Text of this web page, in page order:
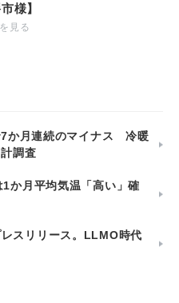
様】
見る
か月連続のマイナス 冷暖
調査
か月平均気温「高い」確
レスリリース。LLMO時代